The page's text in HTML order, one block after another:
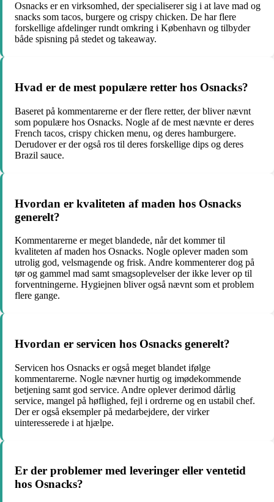
Osnacks er en virksomhed, der specialiserer sig i at lave mad og
snacks som tacos, burgere og crispy chicken. De har flere
forskellige afdelinger rundt omkring i København og tilbyder
både spisning på stedet og takeaway.
Hvad er de mest populære retter hos Osnacks?
Baseret på kommentarerne er der flere retter, der bliver nævnt
som populære hos Osnacks. Nogle af de mest nævnte er deres
French tacos, crispy chicken menu, og deres hamburgere.
Derudover er der også ros til deres forskellige dips og deres
Brazil sauce.
Hvordan er kvaliteten af maden hos Osnacks
generelt?
Kommentarerne er meget blandede, når det kommer til
kvaliteten af maden hos Osnacks. Nogle oplever maden som
utrolig god, velsmagende og frisk. Andre kommenterer dog på
tør og gammel mad samt smagsoplevelser der ikke lever op til
forventningerne. Hygiejnen bliver også nævnt som et problem
flere gange.
Hvordan er servicen hos Osnacks generelt?
Servicen hos Osnacks er også meget blandet ifølge
kommentarerne. Nogle nævner hurtig og imødekommende
betjening samt god service. Andre oplever derimod dårlig
service, mangel på høflighed, fejl i ordrerne og en ustabil chef.
Der er også eksempler på medarbejdere, der virker
uinteresserede i at hjælpe.
Er der problemer med leveringer eller ventetid
hos Osnacks?